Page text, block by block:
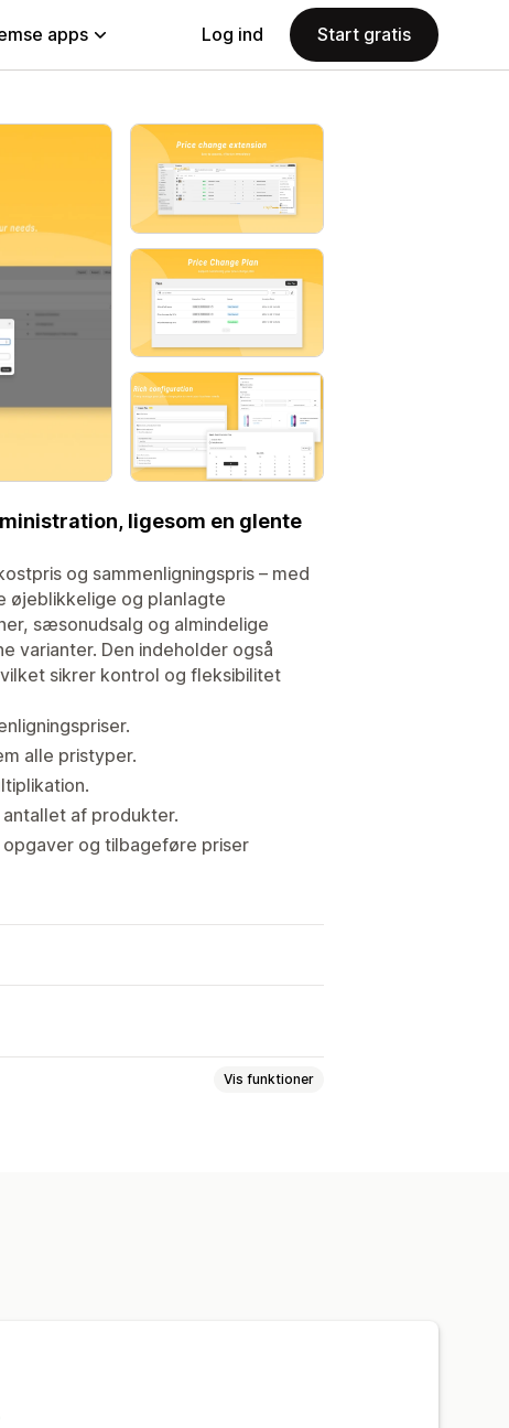
apps Log ind Start gratis
ligesom en glente
og sammenligningspris – med
øjeblikkelige og planlagte
sæsonudsalg og almindelige
varianter. Den indeholder også
sikrer kontrol og fleksibilitet
alle pristyper.
af produkter.
og tilbageføre priser
Vis funktioner